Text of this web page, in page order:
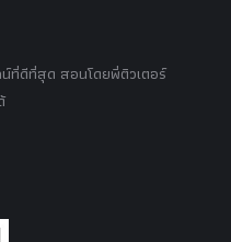
ที่ดีที่สุด สอนโดยพี่ติวเตอร์